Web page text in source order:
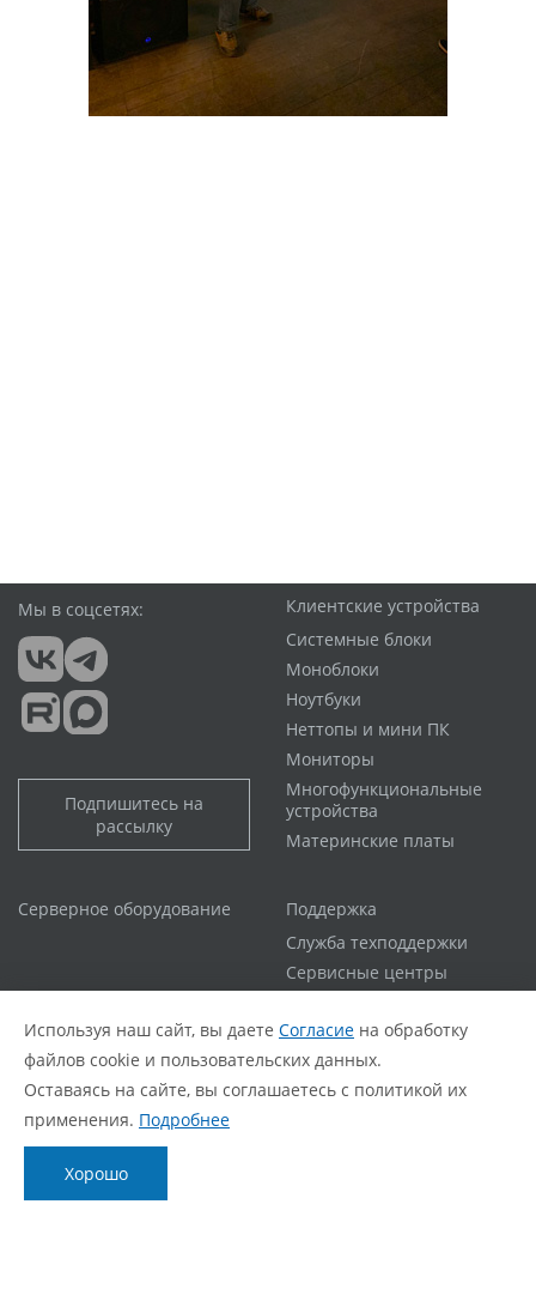
Мы в соцсетях:
Подпишитесь на
рассылку
Клиентские устройства
Системные блоки
Моноблоки
Ноутбуки
Неттопы и мини ПК
Мониторы
Многофункциональные
устройства
Материнские платы
Серверное оборудование
Поддержка
Служба техподдержки
Сервисные центры
Расширенная гарантия
Статус ремонта
FAQ
О компании
Используя наш сайт, вы даете Согласие на обработку
файлов cookie и пользовательских данных.
Оставаясь на сайте, вы соглашаетесь с политикой их
применения. Подробнее
Хорошо